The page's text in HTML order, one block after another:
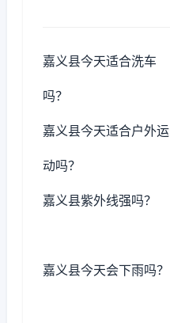
嘉义县今天适合洗车
吗？
嘉义县今天适合户外运
动吗？
嘉义县紫外线强吗？
嘉义县今天会下雨吗？